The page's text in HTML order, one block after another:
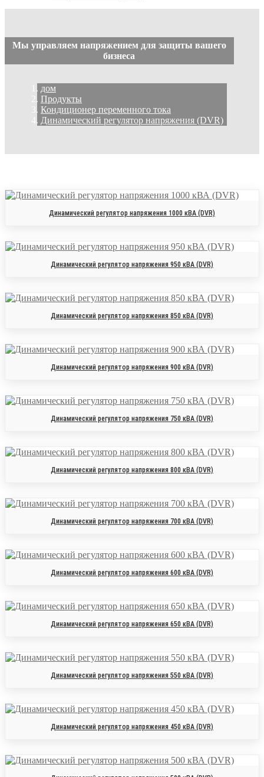
Мы управляем напряжением для защиты вашего
бизнеса
дом
Продукты
Кондиционер переменного тока
Динамический регулятор напряжения (DVR)
Динамический регулятор напряжения 1000 кВА (DVR)
Динамический регулятор напряжения 950 кВА (DVR)
Динамический регулятор напряжения 850 кВА (DVR)
Динамический регулятор напряжения 900 кВА (DVR)
Динамический регулятор напряжения 750 кВА (DVR)
Динамический регулятор напряжения 800 кВА (DVR)
Динамический регулятор напряжения 700 кВА (DVR)
Динамический регулятор напряжения 600 кВА (DVR)
Динамический регулятор напряжения 650 кВА (DVR)
Динамический регулятор напряжения 550 кВА (DVR)
Динамический регулятор напряжения 450 кВА (DVR)